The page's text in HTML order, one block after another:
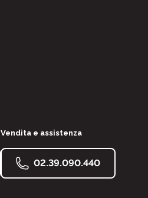
Vendita e assistenza
02.39.090.440